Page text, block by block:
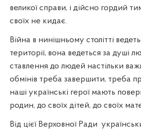
великої справи, і дійсно гордий
своїх не кидає.
Війна в нинішньому столітті
території, вона ведеться за душі
ставлення до людей настільки
обмінів треба завершити, треба
наші українські герої мають
родин, до своїх дітей, до своїх
Від цієї Верховної Ради